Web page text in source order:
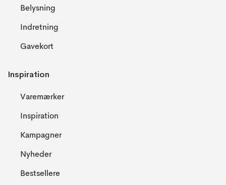
Belysning
Indretning
Gavekort
Inspiration
Varemærker
Inspiration
Kampagner
Nyheder
Bestsellere